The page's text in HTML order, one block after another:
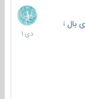
ثابت
12
دی
1401